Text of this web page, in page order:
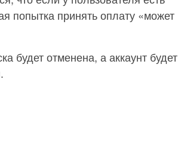
попытка принять оплату «может
будет отменена, а аккаунт будет